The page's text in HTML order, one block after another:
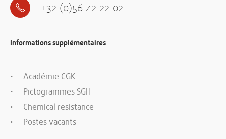
+32 (0)56 42 22 02
Informations supplémentaires
Académie CGK
Pictogrammes SGH
Chemical resistance
Postes vacants